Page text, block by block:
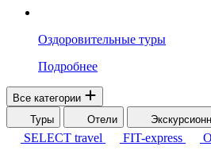
Оздоровительные туры
Подробнее
Все категории
Туры
Отели
SELECT travel
FIT-express